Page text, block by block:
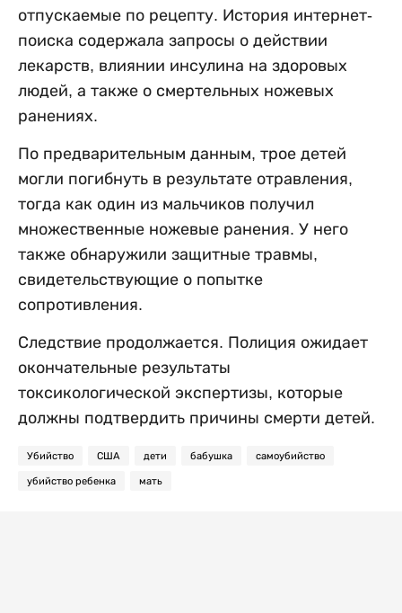
отпускаемые по рецепту. История интернет-
поиска содержала запросы о действии
лекарств, влиянии инсулина на здоровых
людей, а также о смертельных ножевых
ранениях.
По предварительным данным, трое детей
могли погибнуть в результате отравления,
тогда как один из мальчиков получил
множественные ножевые ранения. У него
также обнаружили защитные травмы,
свидетельствующие о попытке
сопротивления.
Следствие продолжается. Полиция ожидает
окончательные результаты
токсикологической экспертизы, которые
должны подтвердить причины смерти детей.
Убийство США дети бабушка самоубийство
убийство ребенка мать